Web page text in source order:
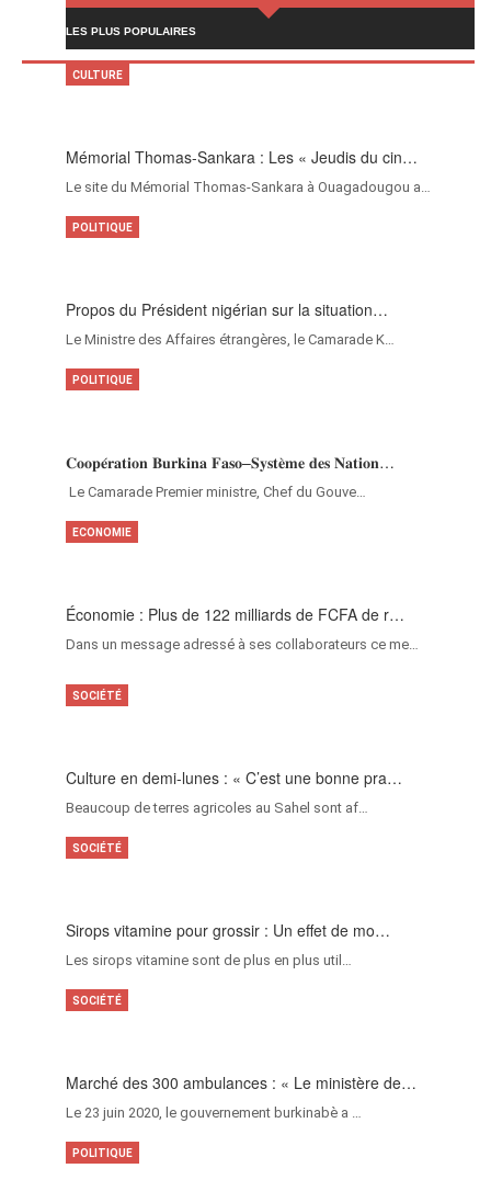
LES PLUS POPULAIRES
Mémorial Thomas-Sankara : Les « Jeudis du cin…
Le site du Mémorial Thomas-Sankara à Ouagadougou a…
CULTURE
Propos du Président nigérian sur la situation…
Le Ministre des Affaires étrangères, le Camarade K…
POLITIQUE
𝐂𝐨𝐨𝐩𝐞́𝐫𝐚𝐭𝐢𝐨𝐧 𝐁𝐮𝐫𝐤𝐢𝐧𝐚 𝐅𝐚𝐬𝐨–𝐒𝐲𝐬𝐭𝐞̀𝐦𝐞 𝐝𝐞𝐬 𝐍𝐚𝐭𝐢𝐨𝐧…
‎Le Camarade Premier ministre, Chef du Gouve…
POLITIQUE
Économie : Plus de 122 milliards de FCFA de r…
Dans un message adressé à ses collaborateurs ce me…
ECONOMIE
Culture en demi-lunes : « C’est une bonne pra…
Beaucoup de terres agricoles au Sahel sont af…
SOCIÉTÉ
Sirops vitamine pour grossir : Un effet de mo…
Les sirops vitamine sont de plus en plus util…
SOCIÉTÉ
Marché des 300 ambulances : « Le ministère de…
Le 23 juin 2020, le gouvernement burkinabè a …
SOCIÉTÉ
POLITIQUE